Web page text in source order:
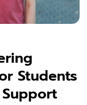
Students